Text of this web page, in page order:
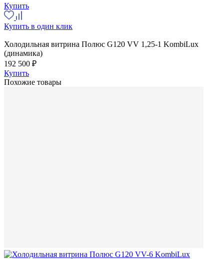
Купить
Купить в один клик
Холодильная витрина Полюс G120 VV 1,25-1 KombiLux
(динамика)
192 500 ₽
Купить
Похожие товары